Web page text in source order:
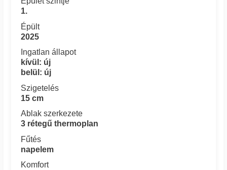
1.
Épült
2025
Ingatlan állapot
kívül: új
belül: új
Szigetelés
15 cm
Ablak szerkezete
3 rétegű thermoplan
Fűtés
napelem
Komfort